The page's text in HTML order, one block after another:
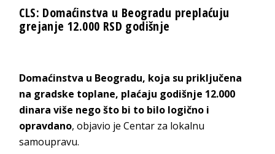
CLS: Domaćinstva u Beogradu preplaćuju
grejanje 12.000 RSD godišnje
Domaćinstva u Beogradu, koja su priključena
na gradske toplane, plaćaju godišnje 12.000
dinara više nego što bi to bilo logično i
opravdano, objavio je Centar za lokalnu
samoupravu.